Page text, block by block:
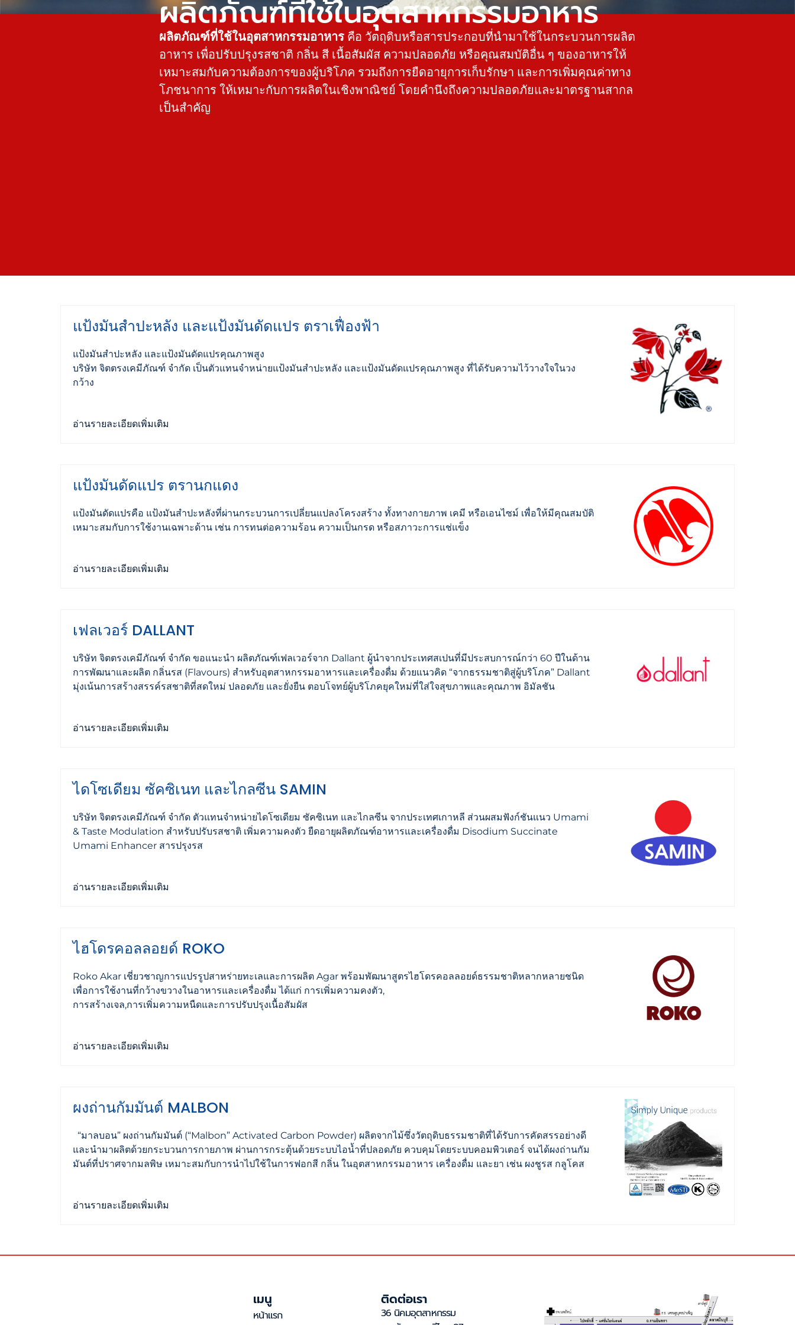
ผลิตภัณฑ์ที่ใช้ในอุตสาหกรรมอาหาร
ผลิตภัณฑ์ที่ใช้ในอุตสาหกรรมอาหารคือ วัตถุดิบหรือสารประกอบที่นำมาใช้ในกระบวนการผลิต
อาหาร เพื่อปรับปรุงรสชาติ กลิ่น สี เนื้อสัมผัส ความปลอดภัย หรือคุณสมบัติอื่น ๆ ของอาหารให้
เหมาะสมกับความต้องการของผู้บริโภค รวมถึงการยืดอายุการเก็บรักษา และการเพิ่มคุณค่าทาง
โภชนาการ ให้เหมาะกับการผลิตในเชิงพาณิชย์ โดยคำนึงถึงความปลอดภัยและมาตรฐานสากล
เป็นสำคัญ
แป้งมันสำปะหลัง และแป้งมันดัดแปร ตราเฟื่องฟ้า
แป้งมันสำปะหลัง และแป้งมันดัดแปรคุณภาพสูง
บริษัท จิตตรงเคมีภัณฑ์ จำกัด เป็นตัวแทนจำหน่ายแป้งมันสำปะหลัง และแป้งมันดัดแปรคุณภาพสูง ที่ได้รับความไว้วางใจในวง
กว้าง
อ่านรายละเอียดเพิ่มเติม
แป้งมันดัดแปร ตรานกแดง
แป้งมันดัดแปรคือ แป้งมันสำปะหลังที่ผ่านกระบวนการเปลี่ยนแปลงโครงสร้าง ทั้งทางกายภาพ เคมี หรือเอนไซม์ เพื่อให้มีคุณสมบัติ
เหมาะสมกับการใช้งานเฉพาะด้าน เช่น การทนต่อความร้อน ความเป็นกรด หรือสภาวะการแช่แข็ง
อ่านรายละเอียดเพิ่มเติม
เฟลเวอร์ DALLANT
บริษัท จิตตรงเคมีภัณฑ์ จำกัด ขอแนะนำ ผลิตภัณฑ์เฟลเวอร์จาก Dallant ผู้นำจากประเทศสเปนที่มีประสบการณ์กว่า 60 ปีในด้าน
การพัฒนาและผลิต กลิ่นรส (Flavours) สำหรับอุตสาหกรรมอาหารและเครื่องดื่ม ด้วยแนวคิด “จากธรรมชาติสู่ผู้บริโภค” Dallant
มุ่งเน้นการสร้างสรรค์รสชาติที่สดใหม่ ปลอดภัย และยั่งยืน ตอบโจทย์ผู้บริโภคยุคใหม่ที่ใส่ใจสุขภาพและคุณภาพ อิมัลชัน
อ่านรายละเอียดเพิ่มเติม
ไดโซเดียม ซัคซิเนท และไกลซีน SAMIN
บริษัท จิตตรงเคมีภัณฑ์ จำกัด ตัวแทนจำหน่ายไดโซเดียม ซัคซิเนท และไกลซีน จากประเทศเกาหลี ส่วนผสมฟังก์ชันแนว Umami
& Taste Modulation สำหรับปรับรสชาติ เพิ่มความคงตัว ยืดอายุผลิตภัณฑ์อาหารและเครื่องดื่ม Disodium Succinate
Umami Enhancer สารปรุงรส
อ่านรายละเอียดเพิ่มเติม
ไฮโดรคอลลอยด์ ROKO
Roko Akar เชี่ยวชาญการแปรรูปสาหร่ายทะเลและการผลิต Agar พร้อมพัฒนาสูตรไฮโดรคอลลอยด์ธรรมชาติหลากหลายชนิด
เพื่อการใช้งานที่กว้างขวางในอาหารและเครื่องดื่ม ได้แก่ การเพิ่มความคงตัว,
การสร้างเจล,การเพิ่มความหนืดและการปรับปรุงเนื้อสัมผัส
อ่านรายละเอียดเพิ่มเติม
ผงถ่านกัมมันต์ MALBON
“มาลบอน” ผงถ่านกัมมันต์ (“Malbon” Activated Carbon Powder) ผลิตจากไม้ซึ่งวัตถุดิบธรรมชาติที่ได้รับการคัดสรรอย่างดี
และนำมาผลิตด้วยกระบวนการกายภาพ ผ่านการกระตุ้นด้วยระบบไอน้ำที่ปลอดภัย ควบคุมโดยระบบคอมพิวเตอร์ จนได้ผงถ่านกัม
มันต์ที่ปราศจากมลพิษ เหมาะสมกับการนำไปใช้ในการฟอกสี กลิ่น ในอุตสาหกรรมอาหาร เครื่องดื่ม และยา เช่น ผงชูรส กลูโคส
อ่านรายละเอียดเพิ่มเติม
เมนู
หน้าแรก
ติดต่อเรา
36 นิคมอุตสาหกรรม